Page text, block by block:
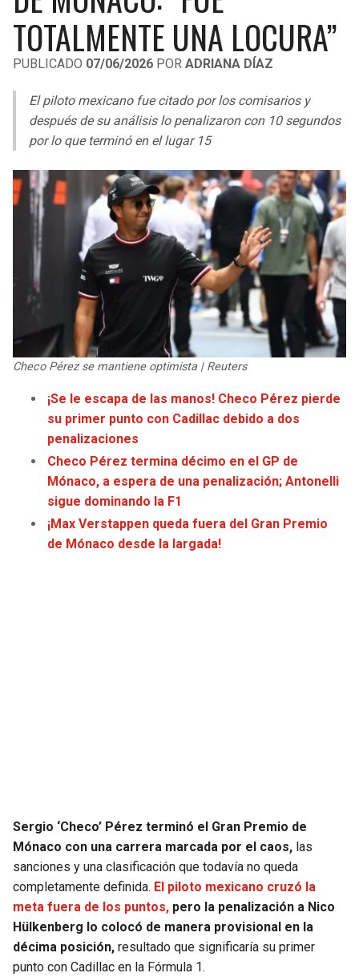
LIGA DE EXPANSIÓN MX
LEAGUES CUP
UEFA EUROPA LEAGUE
UEFA CONFERENCE LEAGUE
COPA LIBERTADORES
COPA SUDAMERICANA
LIGA BETPLAY
OTRAS LIGAS
RAIDERS
RAVENS
BROWNS
STEELERS
TEXANS
COLTS
JAGUARS
TITANS
COWBOYS
GIANTS
EAGLES
LIONS
PACKERS
VIKINGS
FALCONS
CAVALIERS
PACERS
HAWKS
HORNETS
HEAT
MAGIC
WIZARDS
WARRIORS
CLIPPERS
LAKERS
SUNS
NUGGETS
TIMBERWOLVES
THUNDER
TRAIL BLAZERS
TOTALMENTE UNA LOCURA”
PUBLICADO 07/06/2026 POR ADRIANA DÍAZ
El piloto mexicano fue citado por los comisarios y
después de su análisis lo penalizaron con 10 segundos
por lo que terminó en el lugar 15
Checo Pérez se mantiene optimista | Reuters
¡Se le escapa de las manos! Checo Pérez pierde
su primer punto con Cadillac debido a dos
penalizaciones
Checo Pérez termina décimo en el GP de
Mónaco, a espera de una penalización; Antonelli
sigue dominando la F1
¡Max Verstappen queda fuera del Gran Premio
de Mónaco desde la largada!
Sergio ‘Checo’ Pérez terminó el Gran Premio de
Mónaco con una carrera marcada por el caos, las
sanciones y una clasificación que todavía no queda
completamente definida. El piloto mexicano cruzó la
meta fuera de los puntos, pero la penalización a Nico
Hülkenberg lo colocó de manera provisional en la
décima posición, resultado que significaría su primer
punto con Cadillac en la Fórmula 1.